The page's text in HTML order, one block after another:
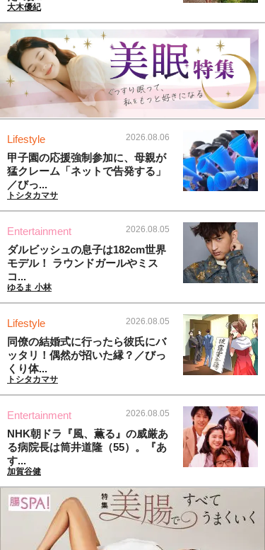
大木優紀
Lifestyle 2026.08.06
甲子園の応援強制参加に、母親が
猛クレーム「ネットで告発する」
／びっ...
トシタカマサ
Entertainment 2026.08.05
ダルビッシュの息子は182cm世界
モデル！ ラウンドガールやミス
コ...
ゆるま 小林
Lifestyle 2026.08.05
同僚の結婚式に行ったら彼氏にバ
ッタリ！偶然が招いた縁？／びっ
くり体...
トシタカマサ
Entertainment 2026.08.05
NHK朝ドラ『風、薫る』の威厳あ
る病院長は筒井道隆（55）。『あ
す...
加賀谷健